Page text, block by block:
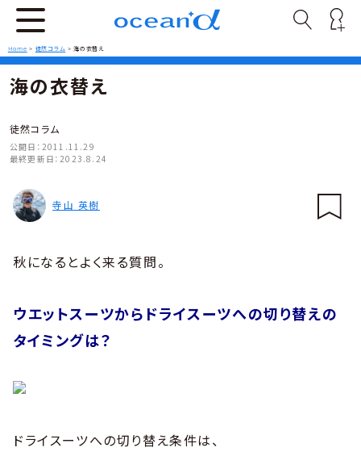
Home > 徒然コラム >海の衣替え
海の衣替え
徒然コラム
公開日： 2011.11.29
最終更新日： 2023.8.24
寺山 英樹
秋になるとよく来る質問。
ウエットスーツからドライスーツへの切り替えの
タイミングは？
ドライスーツへの切り替え条件は、